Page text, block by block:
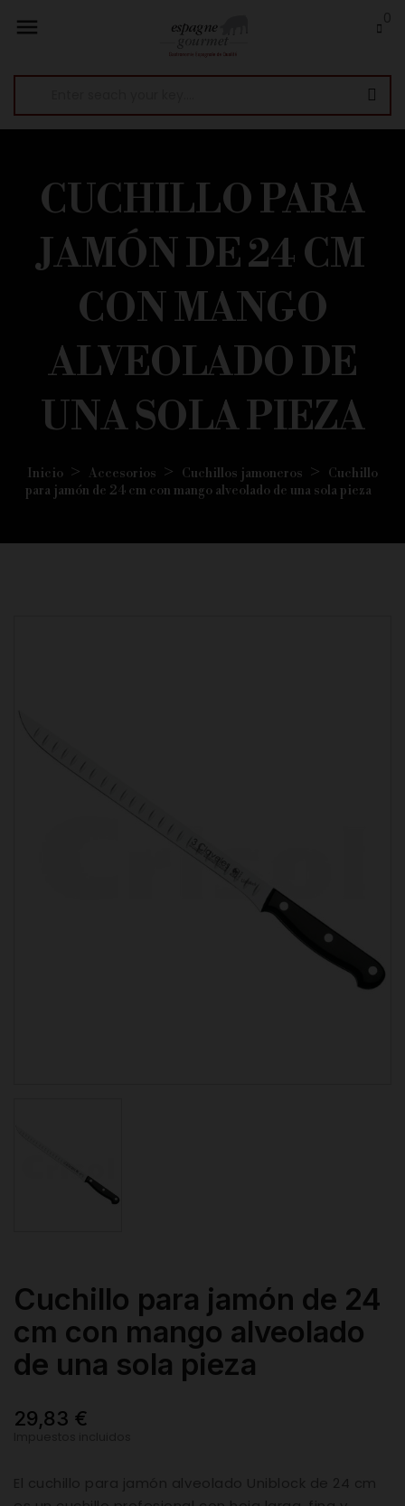

CUCHILLO PARA
JAMÓN DE 24 CM
CON MANGO
ALVEOLADO DE
UNA SOLA PIEZA
Inicio Accesorios Cuchillos jamoneros
Cuchillo
para jamón de 24 cm con mango alveolado de una sola pieza
Cuchillo para jamón de 24
cm con mango alveolado
de una sola pieza
29,83 €